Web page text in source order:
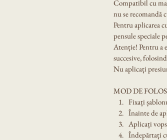
Compatibil cu
nu se recomandă
Pentru aplicarea
pensule speciale
Atenție! Pentru a
succesive,
Nu aplicați
MOD DE
Fixați
Înainte de
Aplicați
Îndepărtați